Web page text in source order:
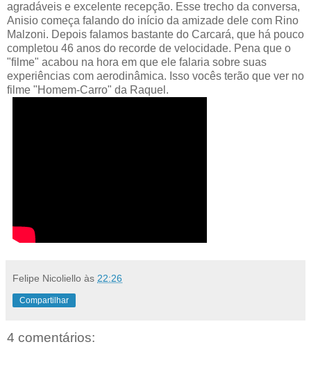
agradáveis e excelente recepção. Esse trecho da conversa,
Anisio começa falando do início da amizade dele com Rino
Malzoni. Depois falamos bastante do Carcará, que há pouco
completou 46 anos do recorde de velocidade. Pena que o
"filme" acabou na hora em que ele falaria sobre suas
experiências com aerodinâmica. Isso vocês terão que ver no
filme "Homem-Carro" da Raquel.
Felipe Nicoliello às 22:26
Compartilhar
4 comentários: